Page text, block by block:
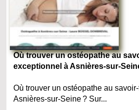
Où trouver un ostéopathe au
exceptionnel à Asnières-sur-
Où trouver un ostéopathe au
Asnières-sur-Seine ? Sur...